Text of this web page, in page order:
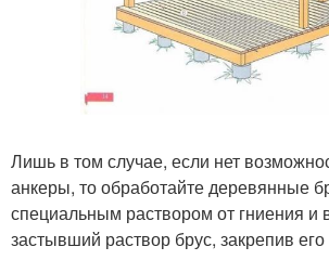
Лишь в том случае, если нет
анкеры, то обработайте деревянные
специальным раствором от гниения и
застывший раствор брус, закрепив